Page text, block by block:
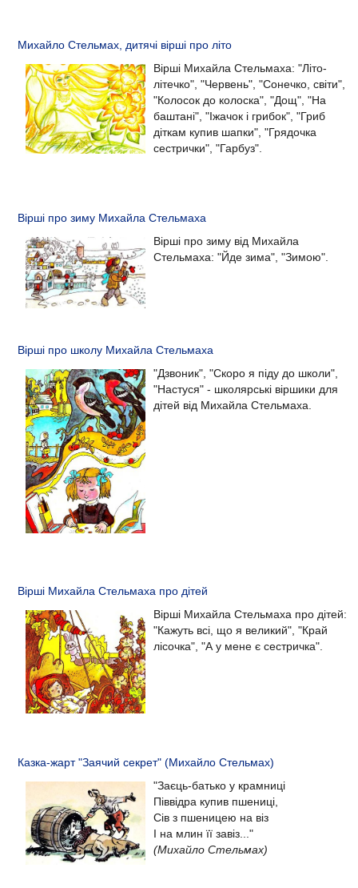
Михайло Стельмах, дитячі вірші про літо
Вірші Михайла Стельмаха: "Літо-
літечко", "Червень", "Сонечко, світи",
"Колосок до колоска", "Дощ", "На
баштані", "Іжачок і грибок", "Гриб
діткам купив шапки", "Грядочка
сестрички", "Гарбуз".
Вірші про зиму Михайла Стельмаха
Вірші про зиму від Михайла
Стельмаха: "Йде зима", "Зимою".
Вірші про школу Михайла Стельмаха
"Дзвоник", "Скоро я піду до школи",
"Настуся" - школярські віршики для
дітей від Михайла Стельмаха.
Вірші Михайла Стельмаха про дітей
Вірші Михайла Стельмаха про дітей:
"Кажуть всі, що я великий", "Край
лісочка", "А у мене є сестричка".
Казка-жарт "Заячий секрет" (Михайло Стельмах)
"Заєць-батько у крамниці
Піввідра купив пшениці,
Сів з пшеницею на віз
І на млин її завіз..."
(Михайло Стельмах)